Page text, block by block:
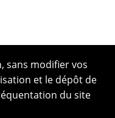
sans modifier vos
et le dépôt de
du site